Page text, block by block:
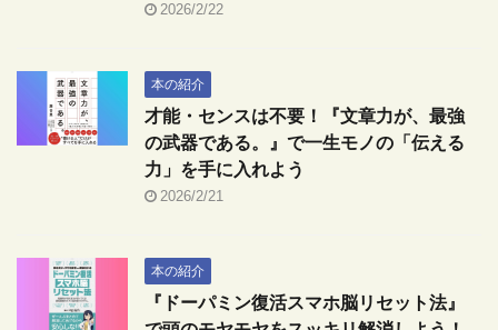
2026/2/22
本の紹介
才能・センスは不要！『文章力が、最強
の武器である。』で一生モノの「伝える
力」を手に入れよう
2026/2/21
本の紹介
『ドーパミン復活スマホ脳リセット法』